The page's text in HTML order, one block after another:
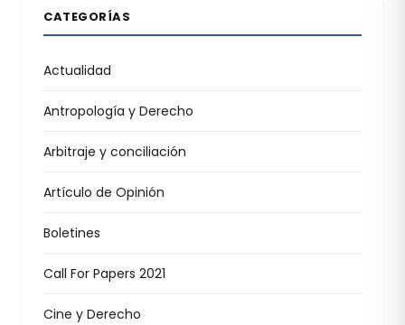
CATEGORÍAS
Actualidad
Antropología y Derecho
Arbitraje y conciliación
Artículo de Opinión
Boletines
Call For Papers 2021
Cine y Derecho